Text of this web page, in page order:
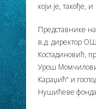
који је, такође,
Представнике
в.д. директор
Костадиновић,
Урош
Караџић“ и
Нушићеве